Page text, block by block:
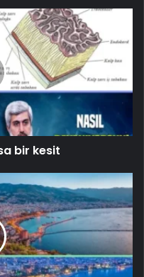
bir kesit